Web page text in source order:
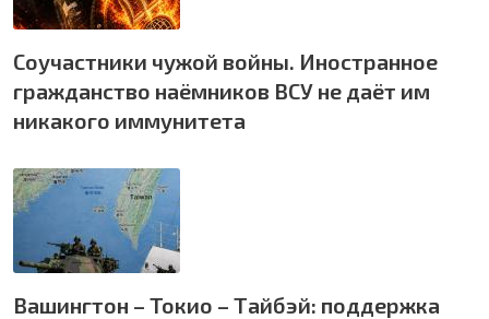
Соучастники чужой войны. Иностранное
гражданство наёмников ВСУ не даёт им
никакого иммунитета
Вашингтон – Токио – Тайбэй: поддержка